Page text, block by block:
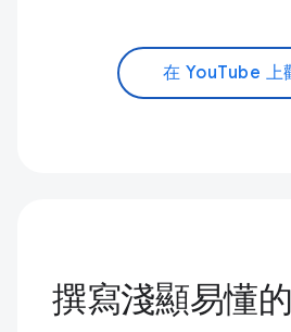
在 YouTube 上
撰寫淺顯易懂